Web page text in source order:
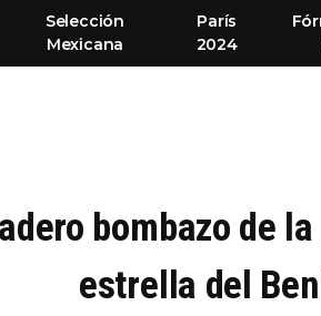
Selección
Mexicana
París
2024
bombazo de
estrella del